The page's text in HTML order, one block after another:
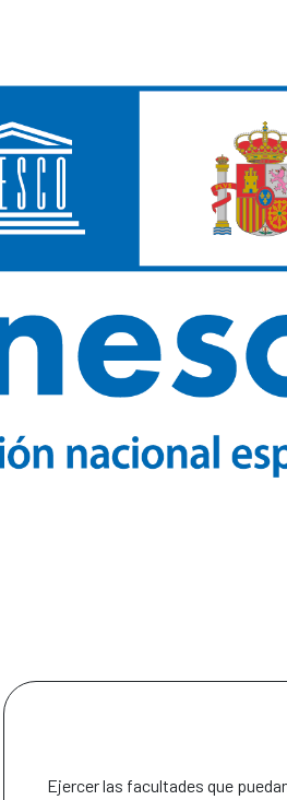
Ejercer las facultades que